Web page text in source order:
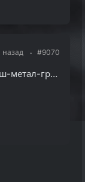
назад #9070
SPIRALSEA - голландская трэш-метал-группа из Гронингена, основанная в 1989 году. В 1991 году ребята выпустили 3-трековую демо-запись. В то же время они начали бросать вызов более техничной и прогрессивной музыке. В...